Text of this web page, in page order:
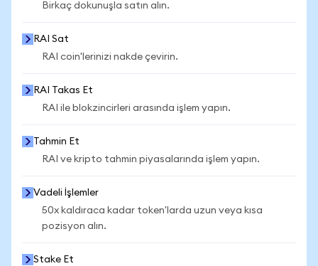
Birkaç dokunuşla satın alın.
RAI Sat
RAI coin'lerinizi nakde çevirin.
RAI Takas Et
RAI ile blokzincirleri arasında işlem yapın.
Tahmin Et
RAI ve kripto tahmin piyasalarında işlem yapın.
Vadeli İşlemler
50x kaldıraca kadar token'larda uzun veya kısa
pozisyon alın.
Stake Et